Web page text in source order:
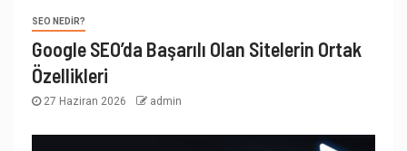
SEO NEDIR?
Google SEO’da Başarılı Olan Sitelerin Ortak
Özellikleri
27 Haziran 2026 admin